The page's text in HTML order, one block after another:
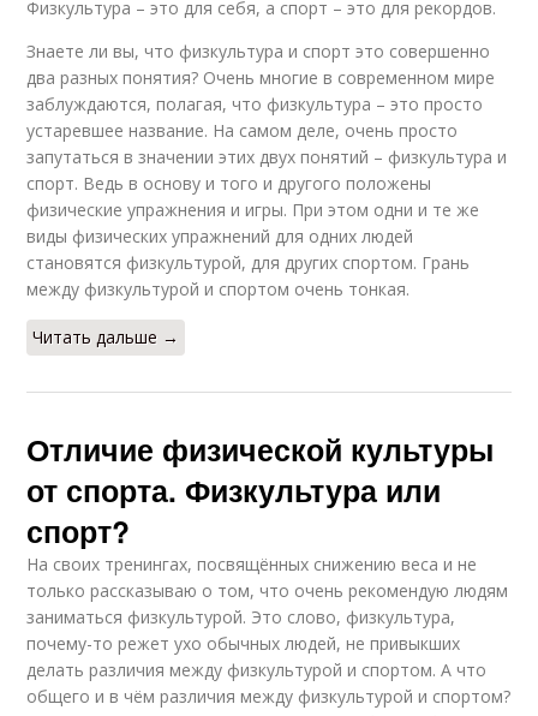
Физкультура – это для себя, а спорт – это для рекордов.
Знаете ли вы, что физкультура и спорт это совершенно
два разных понятия? Очень многие в современном мире
заблуждаются, полагая, что физкультура – это просто
устаревшее название. На самом деле, очень просто
запутаться в значении этих двух понятий – физкультура и
спорт. Ведь в основу и того и другого положены
физические упражнения и игры. При этом одни и те же
виды физических упражнений для одних людей
становятся физкультурой, для других спортом. Грань
между физкультурой и спортом очень тонкая.
Читать дальше →
Отличие физической культуры
от спорта. Физкультура или
спорт?
На своих тренингах, посвящённых снижению веса и не
только рассказываю о том, что очень рекомендую людям
заниматься физкультурой. Это слово, физкультура,
почему-то режет ухо обычных людей, не привыкших
делать различия между физкультурой и спортом. А что
общего и в чём различия между физкультурой и спортом?